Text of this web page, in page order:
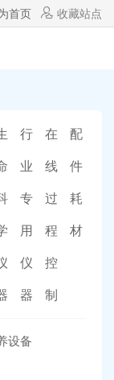
首页 收藏站点
行
业
专
用
仪
器
在
线
过
程
控
制
配
件
耗
材
设备